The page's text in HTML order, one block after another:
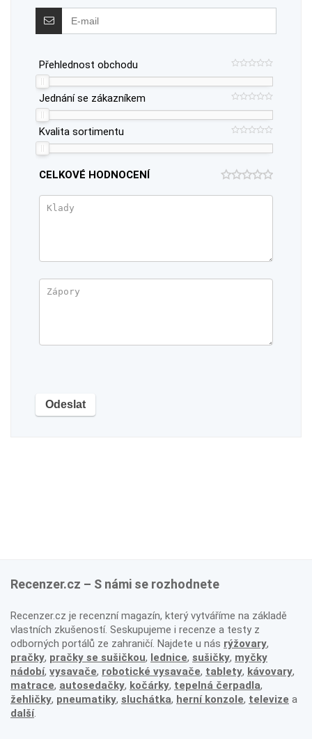
Přehlednost obchodu
Jednání se zákazníkem
Kvalita sortimentu
CELKOVÉ HODNOCENÍ
Recenzer.cz – S námi se rozhodnete
Recenzer.cz je recenzní magazín, který vytváříme na základě
vlastních zkušeností. Seskupujeme i recenze a testy z
odborných portálů ze zahraničí. Najdete u nás rýžovary,
pračky, pračky se sušičkou, lednice, sušičky, myčky
nádobí, vysavače, robotické vysavače, tablety, kávovary,
matrace, autosedačky, kočárky, tepelná čerpadla,
žehličky, pneumatiky, sluchátka, herní konzole, televize a
další.